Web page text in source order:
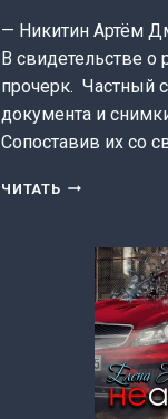
— Никитин Артём
В свидетельстве о
прочерк. Частный
документа и
Сопоставив их со
ЧИТАТЬ ПРАВО
(ЕЛЕНА
НИКОЛАЕВА)